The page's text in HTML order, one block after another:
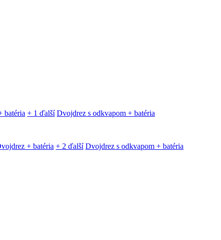
batéria + 1 ďalší Dvojdrez s odkvapom + batéria
+ batéria + 2 ďalší Dvojdrez s odkvapom + batéria